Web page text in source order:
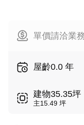
單價請洽業
屋齡0.0 年
建物35.35坪
主15.49 坪